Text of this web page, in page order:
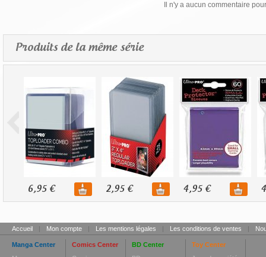
Il n'y a aucun commentaire
Produits de la même série
6,95 € 2,95 € 4,95 €
Accueil | Mon compte | Les mentions légales | Les conditions de ventes |
Manga Center
Comics Center
BD Center
Toy Center